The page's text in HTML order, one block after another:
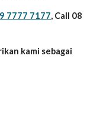
7777 7177, Call 08
kami sebagai